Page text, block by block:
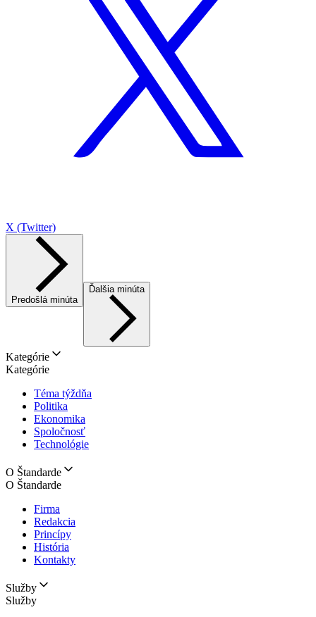
X (Twitter)
Predošlá minúta
Ďalšia minúta
Kategórie
Kategórie
Téma týždňa
Politika
Ekonomika
Spoločnosť
Technológie
O Štandarde
O Štandarde
Firma
Redakcia
Princípy
História
Kontakty
Služby
Služby